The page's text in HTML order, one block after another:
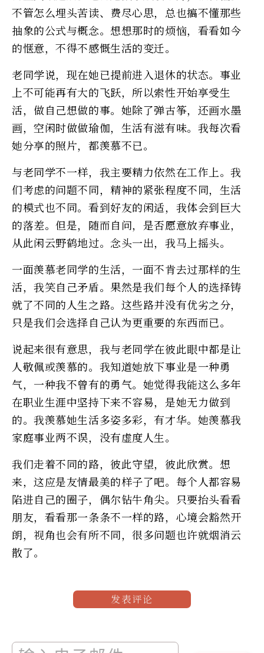
不管怎么埋头苦读、费尽心思，总也搞不懂那些
抽象的公式与概念。想想那时的烦恼，看看如今
的惬意，不得不感慨生活的变迁。
老同学说，现在她已提前进入退休的状态。事业
上不可能再有大的飞跃，所以索性开始享受生
活，做自己想做的事。她除了弹古筝，还画水墨
画，空闲时做做瑜伽，生活有滋有味。我每次看
她分享的照片，都羡慕不已。
与老同学不一样，我主要精力依然在工作上。我
们考虑的问题不同，精神的紧张程度不同，生活
的模式也不同。看到好友的闲适，我体会到巨大
的落差。但是，随而自问，是否愿意放弃事业，
从此闲云野鹤地过。念头一出，我马上摇头。
一面羡慕老同学的生活，一面不肯去过那样的生
活，我笑自己矛盾。果然是我们每个人的选择铸
就了不同的人生之路。这些路并没有优劣之分，
只是我们会选择自己认为更重要的东西而已。
说起来很有意思，我与老同学在彼此眼中都是让
人敬佩或羡慕的。我知道她放下事业是一种勇
气，一种我不曾有的勇气。她觉得我能这么多年
在职业生涯中坚持下来不容易，是她无力做到
的。我羡慕她生活多姿多彩，有才华。她羡慕我
家庭事业两不误，没有虚度人生。
我们走着不同的路，彼此守望，彼此欣赏。想
来，这应是友情最美的样子了吧。每个人都容易
陷进自己的圈子，偶尔钻牛角尖。只要抬头看看
朋友，看看那一条条不一样的路，心境会豁然开
朗，视角也会有所不同，很多问题也许就烟消云
散了。
发表评论